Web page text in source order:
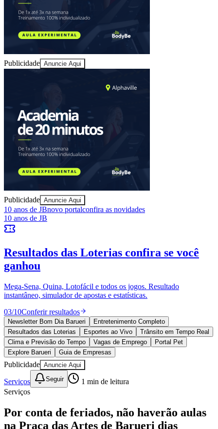
Sport
Publicidade Anuncie Aqui
Publicidade Anuncie Aqui
10 anos de JB novo portal
confira as novidades